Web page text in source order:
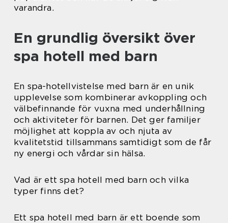
varandra.
En grundlig översikt över
spa hotell med barn
En spa-hotellvistelse med barn är en unik
upplevelse som kombinerar avkoppling och
välbefinnande för vuxna med underhållning
och aktiviteter för barnen. Det ger familjer
möjlighet att koppla av och njuta av
kvalitetstid tillsammans samtidigt som de får
ny energi och vårdar sin hälsa.
Vad är ett spa hotell med barn och vilka
typer finns det?
Ett spa hotell med barn är ett boende som